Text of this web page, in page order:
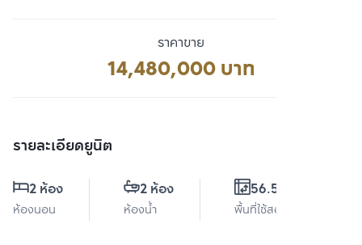
ราคาขาย
14,480,000 บาท
รายละเอียดยูนิต
2 ห้อง
ห้องนอน
2 ห้อง
ห้องน้ำ
56.56 ตร.ม.
พื้นที่ใช้สอย